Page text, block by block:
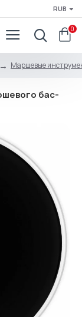
RUB
0
Маршевые
бас-